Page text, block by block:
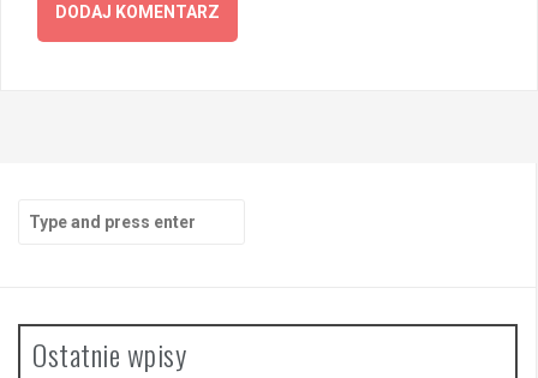
Search
for:
Ostatnie wpisy